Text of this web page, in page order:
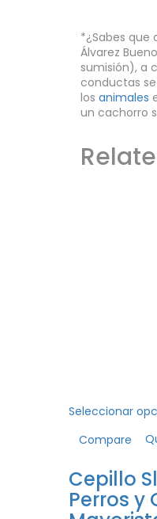
*¿Sabes que
Álvarez
sumisión), a
conductas
los animales
un cachorro
Seleccionar
Compare
Cepillo
Perros y